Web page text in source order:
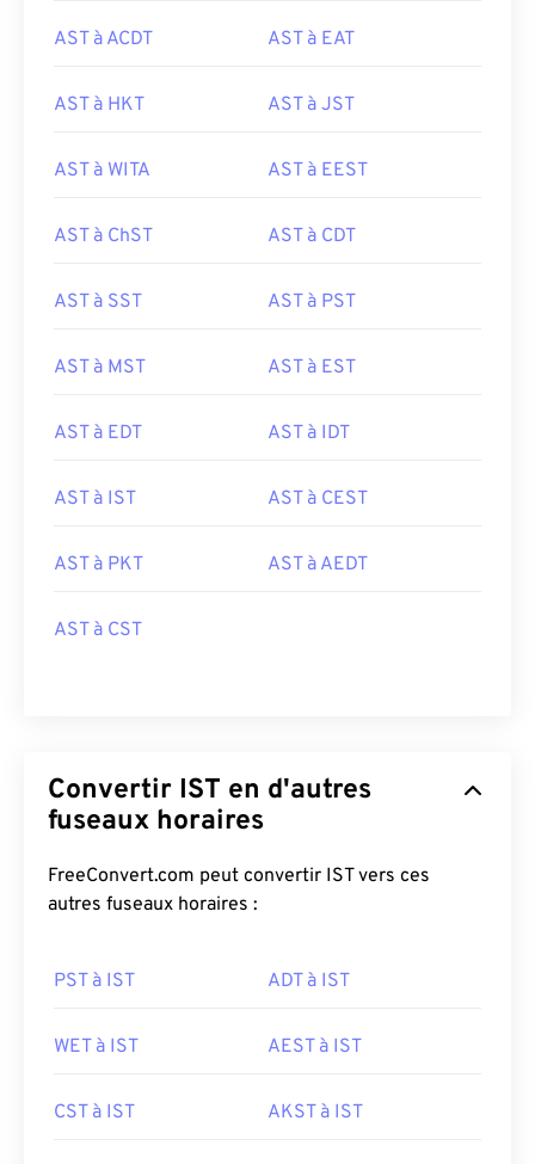
AST à ACDT AST à EAT
AST à HKT AST à JST
AST à WITA AST à EEST
AST à ChST AST à CDT
AST à SST AST à PST
AST à MST AST à EST
AST à EDT AST à IDT
AST à IST AST à CEST
AST à PKT AST à AEDT
AST à CST
Convertir IST en d'autres
fuseaux horaires
FreeConvert.com peut convertir IST vers ces
autres fuseaux horaires :
PST à IST ADT à IST
WET à IST AEST à IST
CST à IST AKST à IST